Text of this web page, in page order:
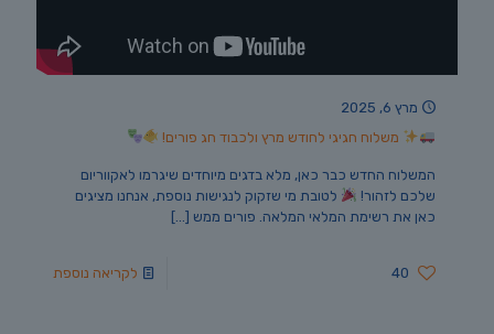
מרץ 6, 2025
משלוח חגיגי לחודש מרץ ולכבוד חג פורים!
המשלוח החדש כבר כאן, מלא בדגים מיוחדים שיגרמו לאקווריום
שלכם לזהור!
לטובת מי שזקוק לנגישות נוספת, אנחנו מציגים
כאן את רשימת המלאי המלאה. פורים ממש […]
40 לקריאה נוספת